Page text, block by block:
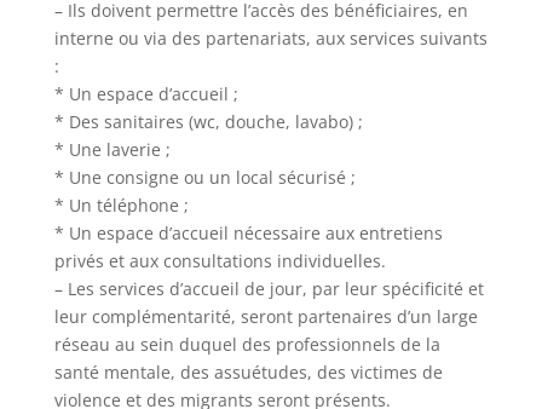
– Ils doivent permettre l’accès des bénéficiaires, en
interne ou via des partenariats, aux services suivants
:
* Un espace d’accueil ;
* Des sanitaires (wc, douche, lavabo) ;
* Une laverie ;
* Une consigne ou un local sécurisé ;
* Un téléphone ;
* Un espace d’accueil nécessaire aux entretiens
privés et aux consultations individuelles.
– Les services d’accueil de jour, par leur spécificité et
leur complémentarité, seront partenaires d’un large
réseau au sein duquel des professionnels de la
santé mentale, des assuétudes, des victimes de
violence et des migrants seront présents.